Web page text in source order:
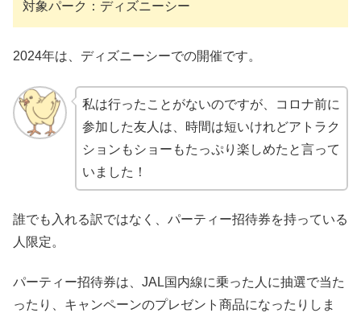
対象パーク：ディズニーシー
2024年は、ディズニーシーでの開催です。
私は行ったことがないのですが、コロナ前に
参加した友人は、時間は短いけれどアトラク
ションもショーもたっぷり楽しめたと言って
いました！
誰でも入れる訳ではなく、パーティー招待券を持っている
人限定。
パーティー招待券は、JAL国内線に乗った人に抽選で当た
ったり、キャンペーンのプレゼント商品になったりしま